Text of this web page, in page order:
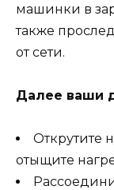
машинки в
также
от сети.
Далее ваши
Открутите
отыщите